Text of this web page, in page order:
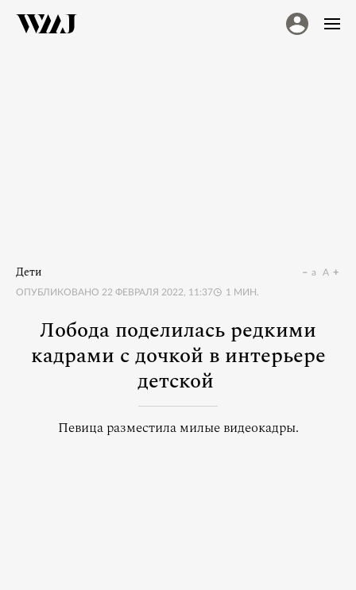
Дети
ОПУБЛИКОВАНО 22 ФЕВРАЛЯ 2022, 11:37 1 МИН.
a A
Лобода поделилась редкими
кадрами с дочкой в интерьере
детской
Певица разместила милые видеокадры.